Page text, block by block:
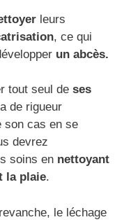
leurs
, ce qui
un abcès.
tout seul de ses
de rigueur
son cas en se
devrez
soins en nettoyant
la plaie.
le léchage